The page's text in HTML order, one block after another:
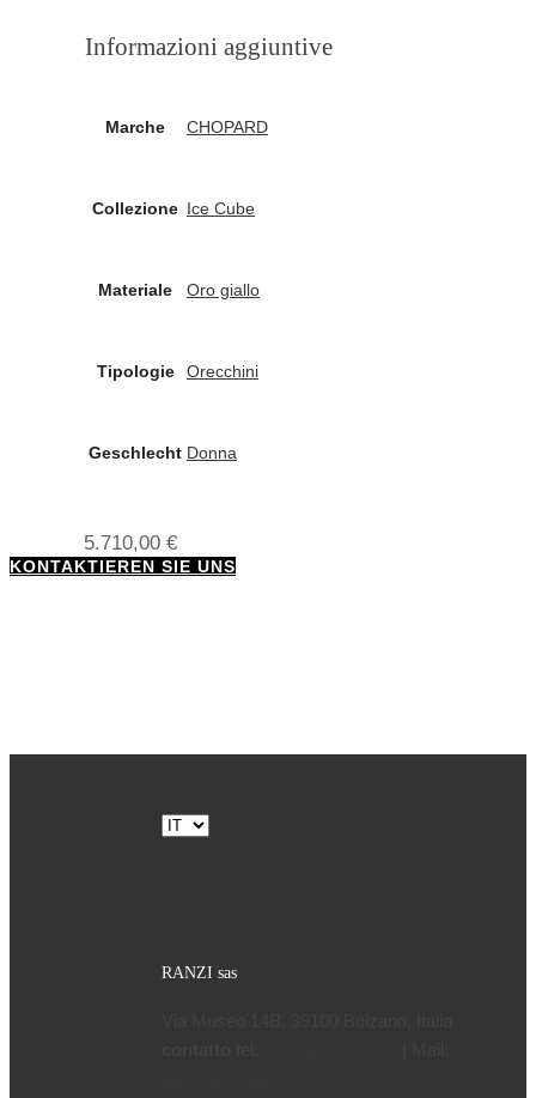
Informazioni aggiuntive
Marche CHOPARD
Collezione Ice Cube
Materiale Oro giallo
Tipologie Orecchini
Geschlecht Donna
5.710,00 €
KONTAKTIEREN SIE UNS
Scegli
RANZI sas